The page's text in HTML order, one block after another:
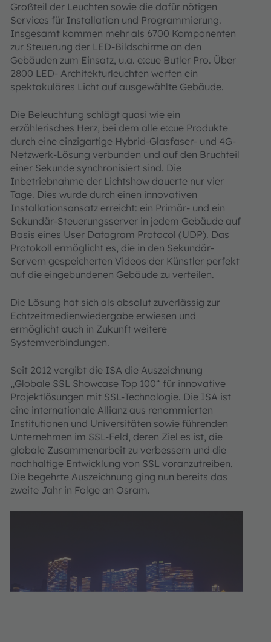
Großteil der Leuchten sowie die dafür nötigen
Services für Installation und Programmierung.
Insgesamt kommen mehr als 6700 Komponenten
zur Steuerung der LED-Bildschirme an den
Gebäuden zum Einsatz, u.a. e:cue Butler Pro. Über
2800 LED- Architekturleuchten werfen ein
spektakuläres Licht auf ausgewählte Gebäude.
Die Beleuchtung schlägt quasi wie ein
erzählerisches Herz, bei dem alle e:cue Produkte
durch eine einzigartige Hybrid-Glasfaser- und 4G-
Netzwerk-Lösung verbunden und auf den Bruchteil
einer Sekunde synchronisiert sind. Die
Inbetriebnahme der Lichtshow dauerte nur vier
Tage. Dies wurde durch einen innovativen
Installationsansatz erreicht: ein Primär- und ein
Sekundär-Steuerungsserver in jedem Gebäude auf
Basis eines User Datagram Protocol (UDP). Das
Protokoll ermöglicht es, die in den Sekundär-
Servern gespeicherten Videos der Künstler perfekt
auf die eingebundenen Gebäude zu verteilen.
Die Lösung hat sich als absolut zuverlässig zur
Echtzeitmedienwiedergabe erwiesen und
ermöglicht auch in Zukunft weitere
Systemverbindungen.
Seit 2012 vergibt die ISA die Auszeichnung
„Globale SSL Showcase Top 100“ für innovative
Projektlösungen mit SSL-Technologie. Die ISA ist
eine internationale Allianz aus renommierten
Institutionen und Universitäten sowie führenden
Unternehmen im SSL-Feld, deren Ziel es ist, die
globale Zusammenarbeit zu verbessern und die
nachhaltige Entwicklung von SSL voranzutreiben.
Die begehrte Auszeichnung ging nun bereits das
zweite Jahr in Folge an Osram.